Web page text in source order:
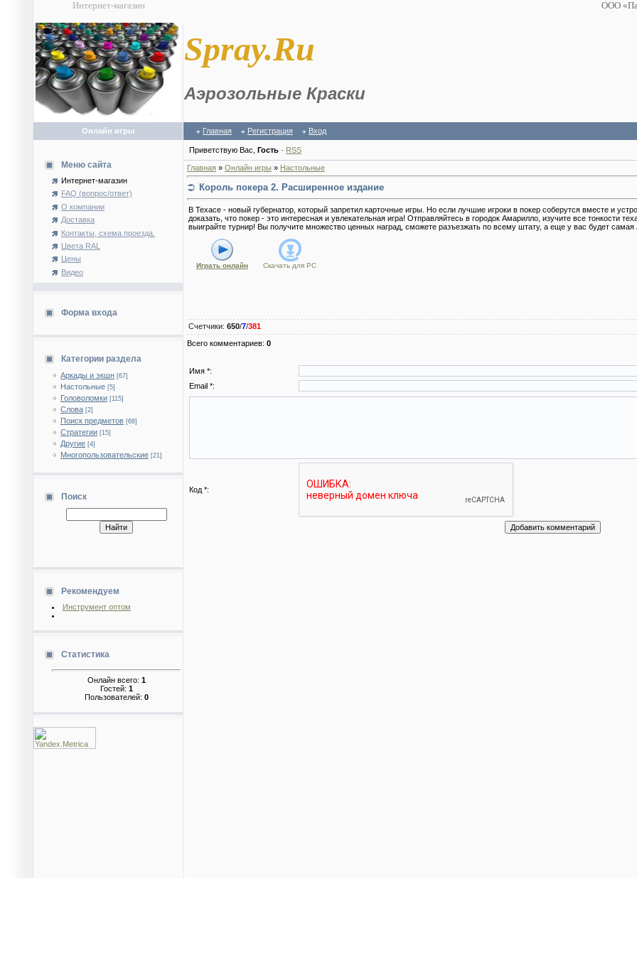
Интернет-магазин ООО
Spray.Ru
Аэрозольные Краски
Онлайн игры Главная Регистрация Вход
Меню сайта
Интернет-магазин
FAQ (вопрос/ответ)
О компании
Доставка
Контакты, схема проезда.
Цвета RAL
Цены
Видео
Форма входа
Категории раздела
Аркады и экшн [67]
Настольные [5]
Головоломки [115]
Слова [2]
Поиск предметов [68]
Стратегии [15]
Другие [4]
Многопользовательские [21]
Поиск
Рекомендуем
Инструмент оптом
Статистика
Онлайн всего: 1
Гостей: 1
Пользователей: 0
Приветствую Вас Гость · RSS
Главная » Онлайн игры » Настольные
Король покера 2. Расширенное издание
В Техасе - новый губернатор, который запретил карточные игры. Но если лучшие игроки в покер соберутся вместе и
доказать, что покер - это интересная и увлекательная игра! Отправляйтесь в городок Амарилло, изучите все тонкости
выиграйте турнир! Вы получите множество ценных наград, сможете разъезжать по всему штату, а еще у вас будет
Играть онлайн Скачать для PC
Счетчики: 650/7/381
Всего комментариев: 0
Имя *:
Email *:
Код *: